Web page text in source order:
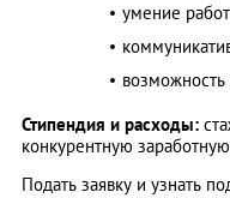
умение
возможность
Стипендия и расходы:
конкурентную
Подать заявку и узнать